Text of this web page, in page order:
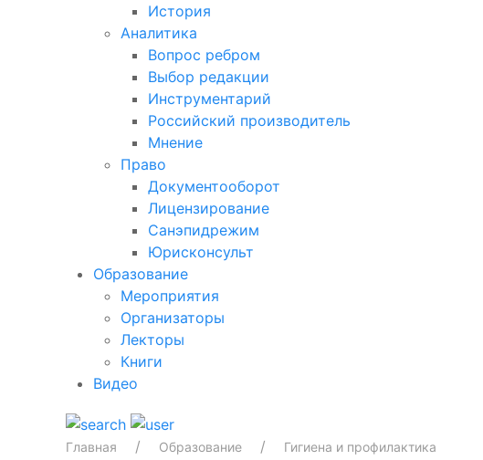
История
Аналитика
Вопрос ребром
Выбор редакции
Инструментарий
Российский производитель
Мнение
Право
Документооборот
Лицензирование
Санэпидрежим
Юрисконсульт
Образование
Мероприятия
Организаторы
Лекторы
Книги
Видео
Главная Образование
Гигиена и профилактика